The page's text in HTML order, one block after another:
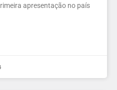
apresentação no país